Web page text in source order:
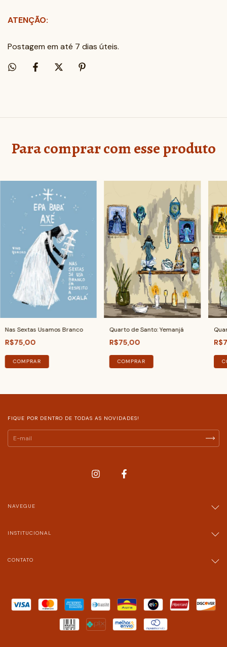
ATENÇÃO:
Postagem em até 7 dias úteis.
Para comprar com esse produto
Nas Sextas Usamos Branco
R$75,00
COMPRAR
Quarto de Santo: Yemanjá
R$75,00
COMPRAR
FIQUE POR DENTRO DE TODAS AS NOVIDADES!
NAVEGUE
INSTITUCIONAL
CONTATO